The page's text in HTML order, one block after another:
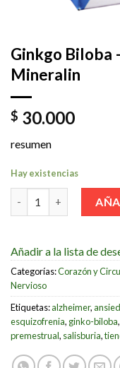
Ginkgo Biloba
Mineralin
$ 30.000
resumen
Hay existencias
Ginkgo Biloba -
Añadir a la lista de
Categorías:Corazón y
Nervioso
Etiquetas:alzheimer,
esquizofrenia, ginko-biloba,
premestrual, salisburia,